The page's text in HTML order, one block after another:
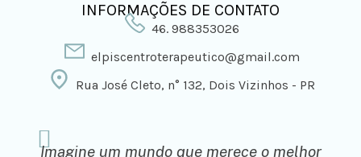
INFORMAÇÕES DE CONTATO
46. 988353026
elpiscentroterapeutico@gmail.com
Rua José Cleto, n° 132, Dois Vizinhos - PR
Imagine um mundo que merece o melhor